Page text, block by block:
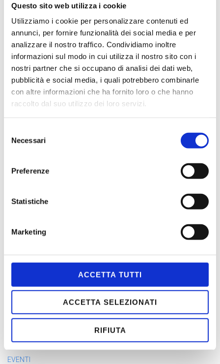
Questo sito web utilizza i cookie
Utilizziamo i cookie per personalizzare contenuti ed
annunci, per fornire funzionalità dei social media e per
analizzare il nostro traffico. Condividiamo inoltre
informazioni sul modo in cui utilizza il nostro sito con i
nostri partner che si occupano di analisi dei dati web,
pubblicità e social media, i quali potrebbero combinarle
con altre informazioni che ha fornito loro o che hanno
raccolto dal suo utilizzo dei loro servizi.
delNecessari
Preferenze
Statistiche
Marketing
ACCETTA TUTTI
ACCETTA SELEZIONATI
RIFIUTA
ARTICOLI RECENTI
Magnani Rocca Apertura
Parma
DEDALO
MENÙ
SCOPI
EVENTI